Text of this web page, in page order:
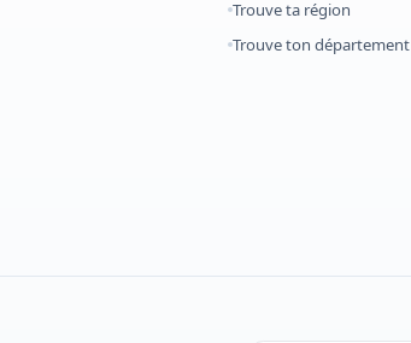
Trouve ta région
Trouve ton département